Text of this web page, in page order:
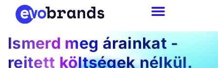
Ismerd meg árainkat -
rejtett költségek nélkül.